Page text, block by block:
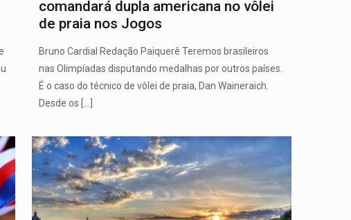
comandará dupla americana no vôlei
de praia nos Jogos
Bruno Cardial Redação Paiquerê Teremos brasileiros
nas Olimpíadas disputando medalhas por outros países.
É o caso do técnico de vôlei de praia, Dan Waineraich.
Desde os